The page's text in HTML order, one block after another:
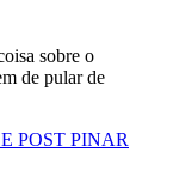
sobre o
de pular de
POST PINAR